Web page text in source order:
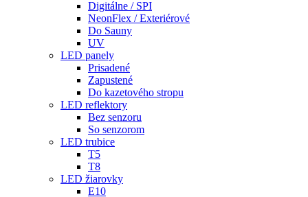
Digitálne / SPI
NeonFlex / Exteriérové
Do Sauny
UV
LED panely
Prisadené
Zapustené
Do kazetového stropu
LED reflektory
Bez senzoru
So senzorom
LED trubice
T5
T8
LED žiarovky
E10